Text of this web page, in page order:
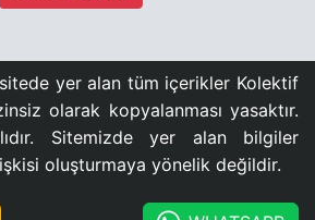
sitede yer alan tüm içerikler Kolektif
olarak kopyalanması yasaktır.
Sitemizde yer alan bilgiler
oluşturmaya yönelik değildir.